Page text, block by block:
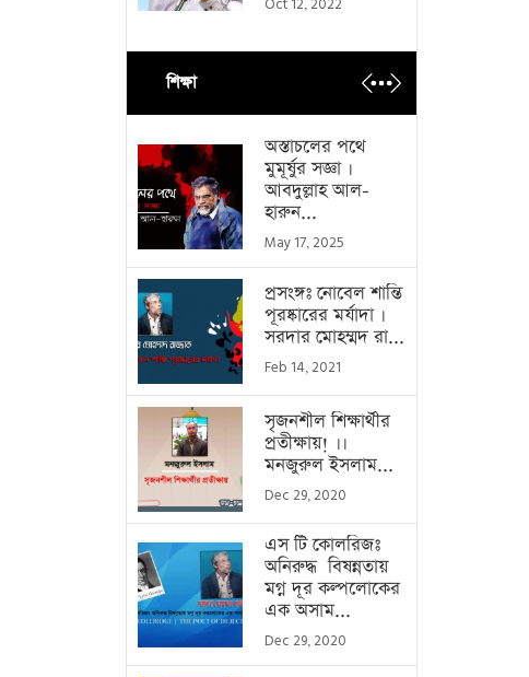
Oct 12, 2022
শিক্ষা
অস্তাচলের পথে
মুমূর্ষুর সজ্ঞা ।
আবদুল্লাহ আল-
হারুন...
May 17, 2025
প্রসংঙ্গঃ নোবেল শান্তি
পূরষ্কারের মর্যাদা ।
সরদার মোহম্মদ রা...
Feb 14, 2021
সৃজনশীল শিক্ষার্থীর
প্রতীক্ষায়! ।।
মনজুরুল ইসলাম...
Dec 29, 2020
এস টি কোলরিজঃ
অনিরুদ্ধ বিষন্নতায়
মগ্ন দূর কল্পলোকের
এক অসাম...
Dec 29, 2020